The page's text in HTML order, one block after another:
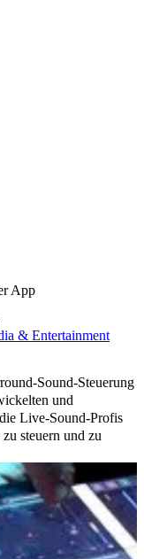
App
& Entertainment
Sound-Steuerung
und
Live-Sound-Profis
steuern und zu